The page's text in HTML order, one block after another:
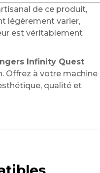
de ce produit,
légèrement varier,
est véritablement
Infinity Quest
Offrez à votre machine
qualité et